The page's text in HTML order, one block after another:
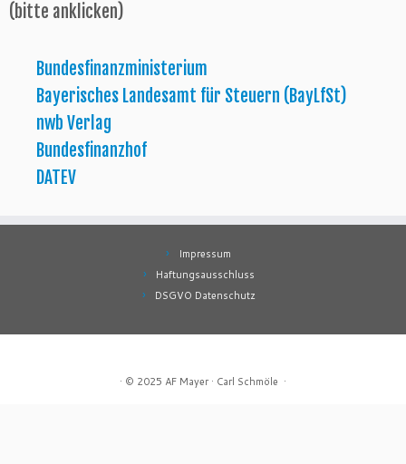
(bitte anklicken)
Bundesfinanzministerium
Bayerisches Landesamt für Steuern (BayLfSt)
nwb Verlag
Bundesfinanzhof
DATEV
Impressum
Haftungsausschluss
DSGVO Datenschutz
· © 2025 AF Mayer· Carl Schmöle ·